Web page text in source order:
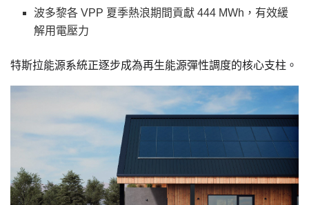
波多黎各 VPP 夏季熱浪期間貢獻 444 MWh，有效緩
解用電壓力
特斯拉能源系統正逐步成為再生能源彈性調度的核心支柱。